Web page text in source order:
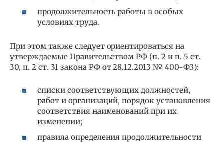
продолжительность работы в особых
условиях труда.
При этом также следует ориентироваться на
утверждаемые Правительством РФ (п. 2 и п. 5 ст.
30, п. 2 ст. 31 закона РФ от 28.12.2013 № 400-ФЗ):
списки соответствующих должностей,
работ и организаций, порядок установления
соответствия наименований при их
изменении;
правила определения продолжительности